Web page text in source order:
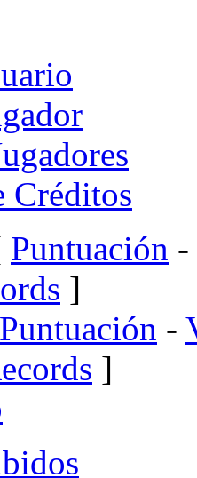
Créditos
Puntuación -
]
Puntuación -
]